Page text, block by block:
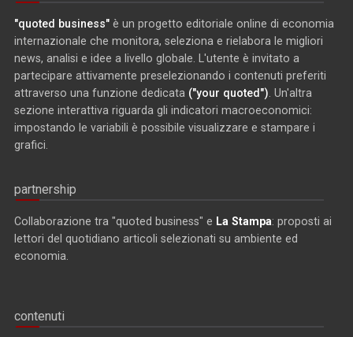
"quoted business" è un progetto editoriale online di economia
internazionale che monitora, seleziona e rielabora le migliori
news, analisi e idee a livello globale. L'utente è invitato a
partecipare attivamente preselezionando i contenuti preferiti
attraverso una funzione dedicata ("your quoted") . Un'altra
sezione interattiva riguarda gli indicatori macroeconomici:
impostando le variabili è possibile visualizzare e stampare i
grafici.
partnership
Collaborazione tra "quoted business" e La Stampa: proposti ai
lettori del quotidiano articoli selezionati su ambiente ed
economia.
contenuti